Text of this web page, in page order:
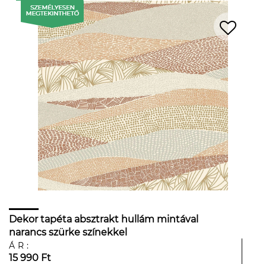
Dekor tapéta absztrakt hullám mintával
narancs szürke színekkel
ÁR:
15 990 Ft